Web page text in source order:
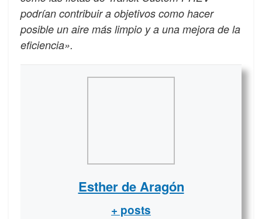
podrían contribuir a objetivos como hacer
posible un aire más limpio y a una mejora de la
eficiencia».
Esther de Aragón
+ posts